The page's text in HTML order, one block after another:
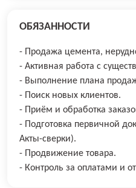
ОБЯЗАННОСТИ
- Продажа цемента,
- Активная работа с
- Выполнение плана
- Поиск новых клиентов.
- Приём и обработка
- Подготовка первичной
Акты-сверки).
- Продвижение товара.
- Контроль за оплатами и